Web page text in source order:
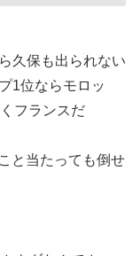
久保も出られない
1位ならモロッ
フランスだ
と当たっても倒せ